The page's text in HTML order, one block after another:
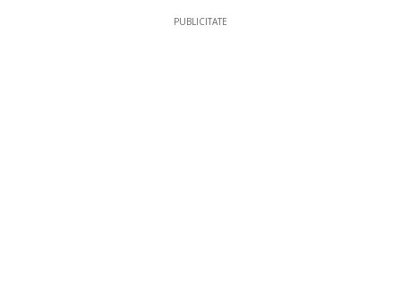
PUBLICITATE